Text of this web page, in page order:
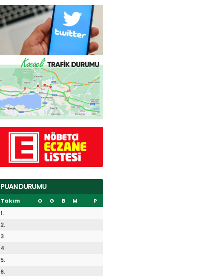
PUAN DURUMU
Takım O G B M
P
1.
2.
3.
4.
5.
6.